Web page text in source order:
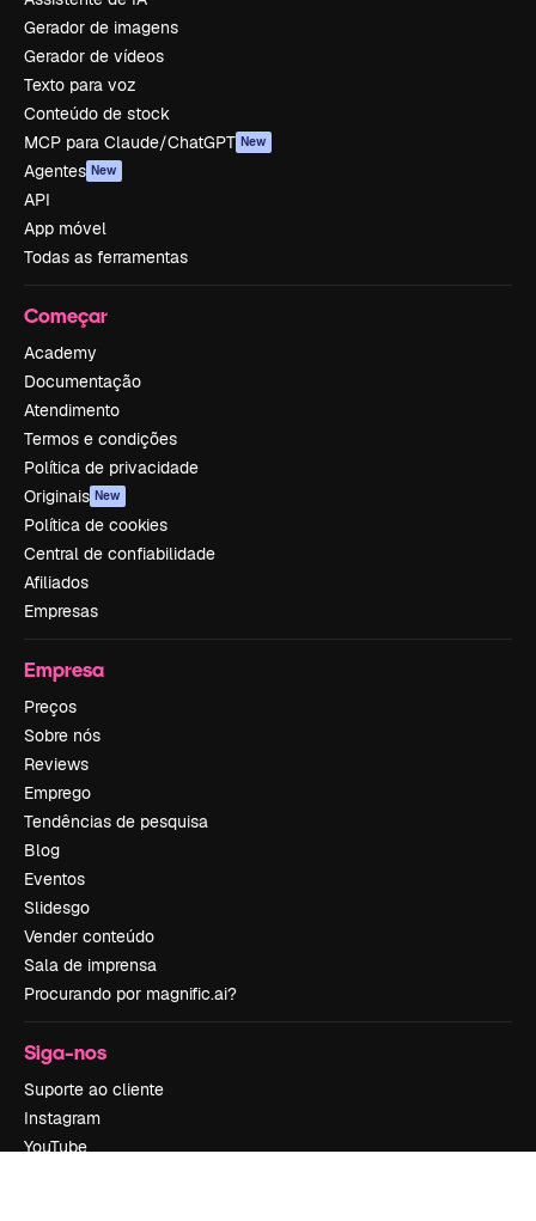
Gerador de imagens
Gerador de vídeos
Texto para voz
Conteúdo de stock
MCP para Claude/ChatGPT New
Agentes New
API
App móvel
Todas as ferramentas
Começar
Academy
Documentação
Atendimento
Termos e condições
Política de privacidade
Originais New
Política de cookies
Central de confiabilidade
Afiliados
Empresas
Empresa
Preços
Sobre nós
Reviews
Emprego
Tendências de pesquisa
Blog
Eventos
Slidesgo
Vender conteúdo
Sala de imprensa
Procurando por magnific.ai?
Siga-nos
Suporte ao cliente
Instagram
YouTube